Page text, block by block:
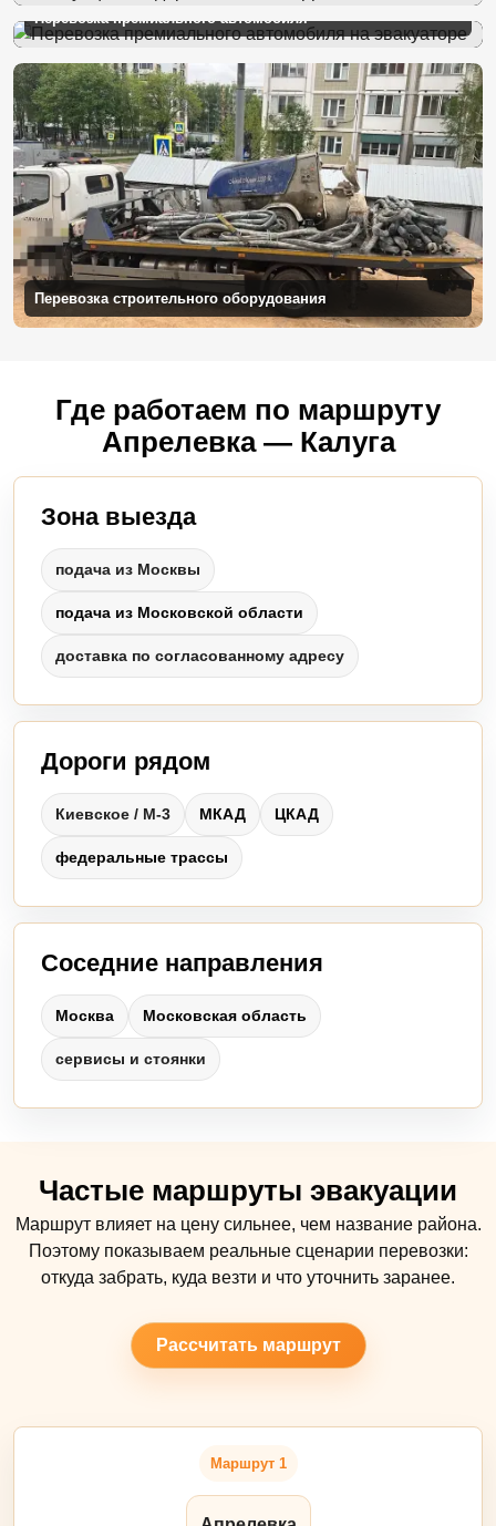
Перевозка премиального автомобиля
Перевозка строительного оборудования
Где работаем по маршруту
Апрелевка — Калуга
Зона выезда
подача из Москвы
подача из Московской области
доставка по согласованному адресу
Дороги рядом
Киевское / М-3 МКАД ЦКАД
федеральные трассы
Соседние направления
Москва Московская область
сервисы и стоянки
Частые маршруты эвакуации
Маршрут влияет на цену сильнее, чем название района.
Поэтому показываем реальные сценарии перевозки:
откуда забрать, куда везти и что уточнить заранее.
Рассчитать маршрут
Маршрут 1